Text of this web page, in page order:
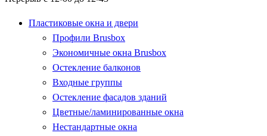
Пластиковые окна и двери
Профили Brusbox
Экономичные окна Brusbox
Остекление балконов
Входные группы
Остекление фасадов зданий
Цветные/ламинированные окна
Нестандартные окна